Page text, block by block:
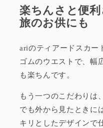
楽ちんさと便利
旅のお供にも
ariのティアードスカー
ゴムのウエストで、幅
も楽ちんです。
もう一つのこだわりは
でも外から見たときに
キリとしたデザインで